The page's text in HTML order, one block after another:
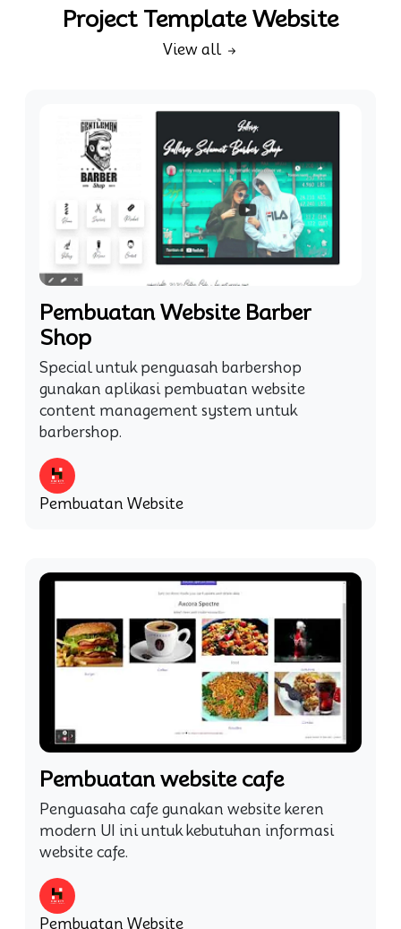
Project Template Website
View all
Pembuatan Website Barber
Shop
Special untuk penguasah barbershop
gunakan aplikasi pembuatan website
content management system untuk
barbershop.
Pembuatan Website
Pembuatan website cafe
Penguasaha cafe gunakan website keren
modern UI ini untuk kebutuhan informasi
website cafe.
Pembuatan Website